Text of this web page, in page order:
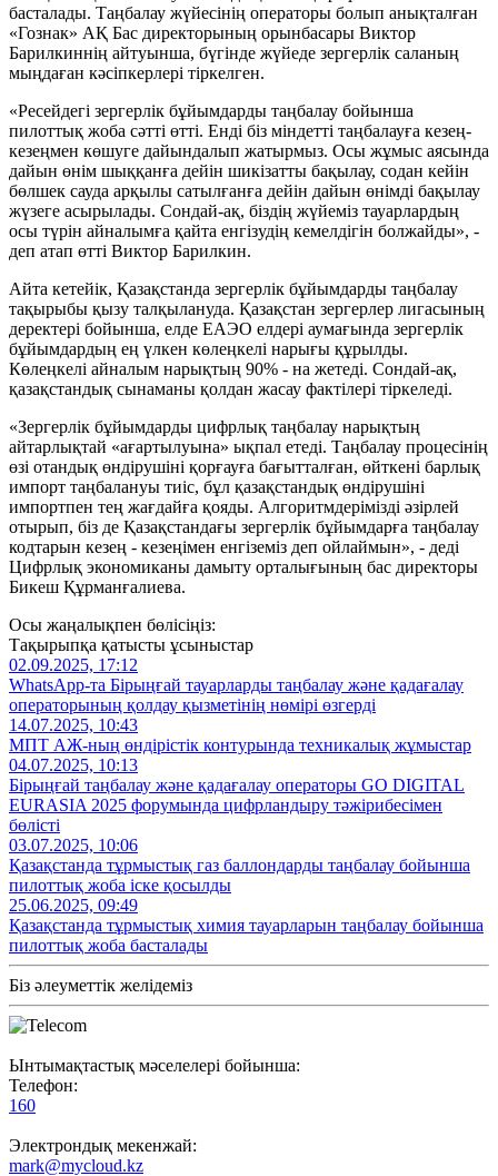
басталады. Таңбалау жүйесінің операторы болып анықталған
«Гознак» АҚ Бас директорының орынбасары Виктор
Барилкиннің айтуынша, бүгінде жүйеде зергерлік саланың
мыңдаған кәсіпкерлері тіркелген.
«Ресейдегі зергерлік бұйымдарды таңбалау бойынша
пилоттық жоба сәтті өтті. Енді біз міндетті таңбалауға кезең-
кезеңмен көшуге дайындалып жатырмыз. Осы жұмыс аясында
дайын өнім шыққанға дейін шикізатты бақылау, содан кейін
бөлшек сауда арқылы сатылғанға дейін дайын өнімді бақылау
жүзеге асырылады. Сондай-ақ, біздің жүйеміз тауарлардың
осы түрін айналымға қайта енгізудің кемелдігін болжайды», -
деп атап өтті Виктор Барилкин.
Айта кетейік, Қазақстанда зергерлік бұйымдарды таңбалау
тақырыбы қызу талқылануда. Қазақстан зергерлер лигасының
деректері бойынша, елде ЕАЭО елдері аумағында зергерлік
бұйымдардың ең үлкен көлеңкелі нарығы құрылды.
Көлеңкелі айналым нарықтың 90% - на жетеді. Сондай-ақ,
қазақстандық сынаманы қолдан жасау фактілері тіркеледі.
«Зергерлік бұйымдарды цифрлық таңбалау нарықтың
айтарлықтай «ағартылуына» ықпал етеді. Таңбалау процесінің
өзі отандық өндірушіні қорғауға бағытталған, өйткені барлық
импорт таңбалануы тиіс, бұл қазақстандық өндірушіні
импортпен тең жағдайға қояды. Алгоритмдерімізді әзірлей
отырып, біз де Қазақстандағы зергерлік бұйымдарға таңбалау
кодтарын кезең - кезеңімен енгіземіз деп ойлаймын», - деді
Цифрлық экономиканы дамыту орталығының бас директоры
Бикеш Құрманғалиева.
Осы жаңалықпен бөлісіңіз:
Тақырыпқа қатысты ұсыныстар
02.09.2025, 17:12
WhatsApp-та Бірыңғай тауарларды таңбалау және қадағалау
операторының қолдау қызметінің нөмірі өзгерді
14.07.2025, 10:43
МПТ АЖ-ның өндірістік контурында техникалық жұмыстар
04.07.2025, 10:13
Бірыңғай таңбалау және қадағалау операторы GO DIGITAL
EURASIA 2025 форумында цифрландыру тәжірибесімен
бөлісті
03.07.2025, 10:06
Қазақстанда тұрмыстық газ баллондарды таңбалау бойынша
пилоттық жоба іске қосылды
25.06.2025, 09:49
Қазақстанда тұрмыстық химия тауарларын таңбалау бойынша
пилоттық жоба басталады
Біз әлеуметтік желідеміз
Ынтымақтастық мәселелері бойынша:
Телефон:
160
Электрондық мекенжай:
mark@mycloud.kz